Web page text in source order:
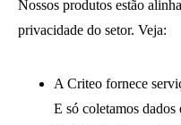
Nossos produtos estão
privacidade do setor. Veja:
A Criteo fornece
E só coletamos dados